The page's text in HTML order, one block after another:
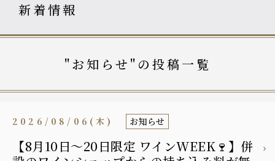
新着情報
"お知らせ"の投稿一覧
【8月10日〜20日限定 ワインWEEK🍷】併
2026/08/06(木) お知らせ